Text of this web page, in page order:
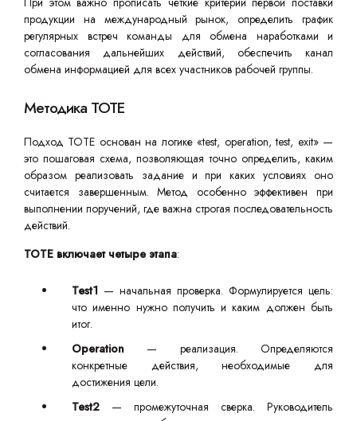
продукции на международный рынок, определить график
регулярных встреч команды для обмена наработками и
согласования дальнейших действий, обеспечить канал
обмена информацией для всех участников рабочей группы.
Методика TOTE
Подход TOTE основан на логике «test, operation, test, exit» —
это пошаговая схема, позволяющая точно определить, каким
образом реализовать задание и при каких условиях оно
считается завершенным. Метод особенно эффективен при
выполнении поручений, где важна строгая последовательность
действий.
TOTE включает четыре этапа:
Test1 — начальная проверка. Формулируется цель:
что именно нужно получить и каким должен быть
итог.
Operation — реализация. Определяются
конкретные действия, необходимые для
достижения цели.
Test2 — промежуточная сверка. Руководитель